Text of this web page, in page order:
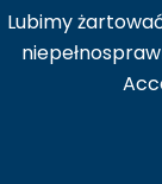
Lubimy